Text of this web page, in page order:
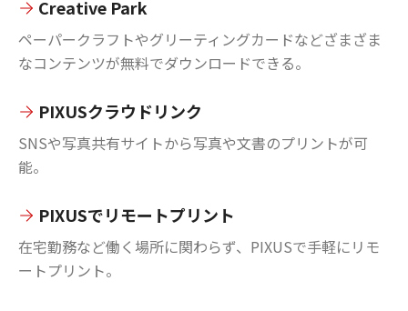
Creative Park
ペーパークラフトやグリーティングカードなどざまざま
なコンテンツが無料でダウンロードできる。
PIXUSクラウドリンク
SNSや写真共有サイトから写真や文書のプリントが可
能。
PIXUSでリモートプリント
在宅勤務など働く場所に関わらず、PIXUSで手軽にリモ
ートプリント。